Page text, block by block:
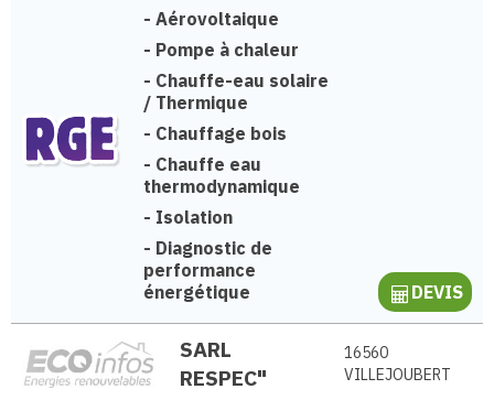
- Aérovoltaique
- Pompe à chaleur
- Chauffe-eau solaire
/ Thermique
- Chauffage bois
- Chauffe eau
thermodynamique
- Isolation
- Diagnostic de
performance
énergétique
DEVIS
SARL
RESPEC"
16560
VILLEJOUBERT